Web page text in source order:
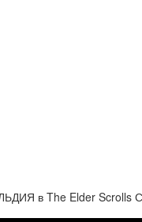
в The Elder Scrolls